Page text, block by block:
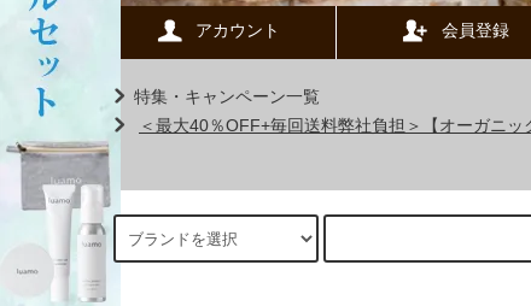
アカウント 会員登録
特集・キャンペーン一覧
＜最大40％OFF+毎回送料弊社負担＞【オーガニ